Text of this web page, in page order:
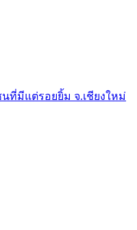
มีแต่รอยยิ้ม จ.เชียงใหม่